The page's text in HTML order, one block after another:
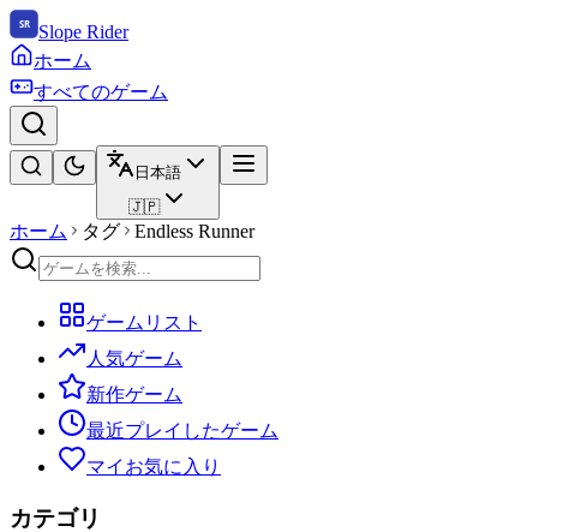
Slope Rider
ホーム
すべてのゲーム
日本語
🇯🇵
ホーム タグ Endless Runner
ゲームリスト
人気ゲーム
新作ゲーム
最近プレイしたゲーム
マイお気に入り
カテゴリ